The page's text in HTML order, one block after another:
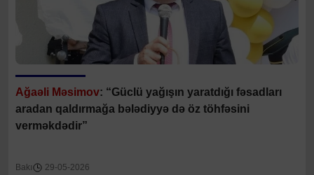
Ağaəli Məsimov: “Güclü yağışın yaratdığı fəsadları
aradan qaldırmağa bələdiyyə də öz töhfəsini
verməkdədir”
Bakı 29-05-2026